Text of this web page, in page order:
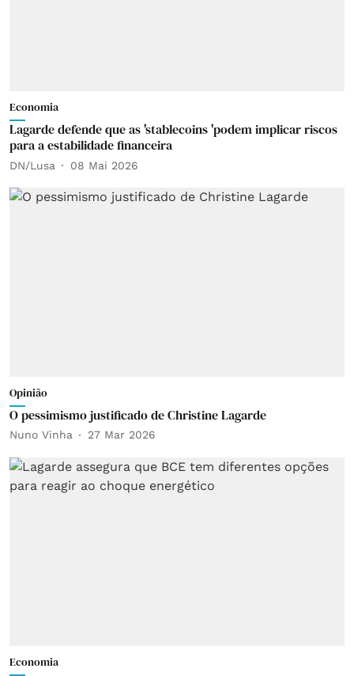
Economia
Lagarde defende que as 'stablecoins 'podem implicar riscos
para a estabilidade financeira
DN/Lusa 08 Mai 2026
Opinião
O pessimismo justificado de Christine Lagarde
Nuno Vinha 27 Mar 2026
Economia